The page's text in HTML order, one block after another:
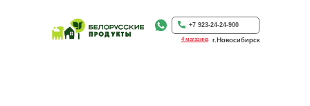
г.Новосибирск
+7 923-24-24-900
4 магазина